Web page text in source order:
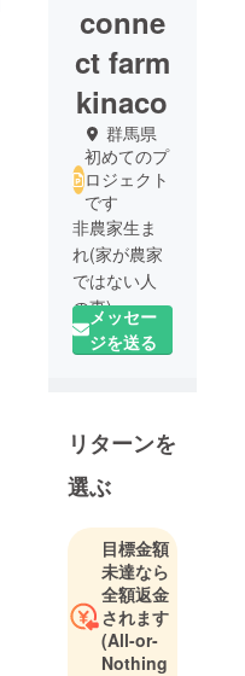
conne
ct farm
kinaco
群馬県
初めてのプ
ロジェクト
です
非農家生ま
れ(家が農家
ではない人
の事)
デスクワー
クしかした
地取得など
末、非農家
群馬で新規
就農5年目に
なる新米農
家です。女
性目線で農
メッセー
ジを送る
リターンを
選ぶ
目標金額
未達なら
全額返金
されます
(All-or-
Nothing